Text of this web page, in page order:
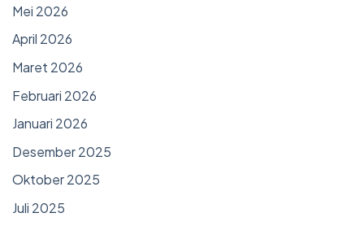
Mei 2026
April 2026
Maret 2026
Februari 2026
Januari 2026
Desember 2025
Oktober 2025
Juli 2025